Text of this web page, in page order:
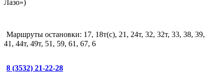
Лазо»)
Маршруты остановки: 17, 18т(с), 21, 24т, 32, 32т, 33, 38, 39,
41, 44т, 49т, 51, 59, 61, 67, 6
8 (3532) 21-22-28